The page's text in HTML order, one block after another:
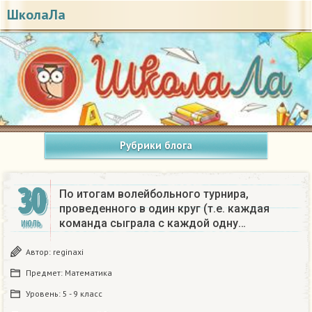
ШколаЛа
Рубрики блога
30
ИЮЛЬ
По итогам волейбольного турнира,
проведенного в один круг (т.е. каждая
команда сыграла с каждой одну…
Автор: reginaxi
Предмет: Математика
Уровень: 5 - 9 класс